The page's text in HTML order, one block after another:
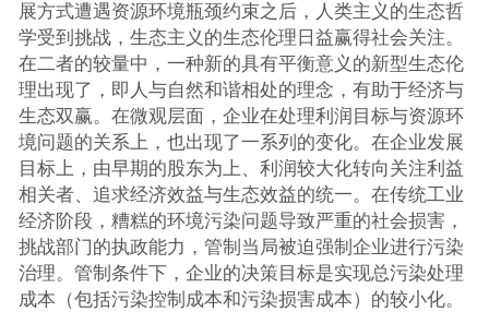
展方式遭遇资源环境瓶颈约束之后，人类主义的生态哲
学受到挑战，生态主义的生态伦理日益赢得社会关注。
在二者的较量中，一种新的具有平衡意义的新型生态伦
理出现了，即人与自然和谐相处的理念，有助于经济与
生态双赢。在微观层面，企业在处理利润目标与资源环
境问题的关系上，也出现了一系列的变化。在企业发展
目标上，由早期的股东为上、利润较大化转向关注利益
相关者、追求经济效益与生态效益的统一。在传统工业
经济阶段，糟糕的环境污染问题导致严重的社会损害，
挑战部门的执政能力，管制当局被迫强制企业进行污染
治理。管制条件下，企业的决策目标是实现总污染处理
成本（包括污染控制成本和污染损害成本）的较小化。